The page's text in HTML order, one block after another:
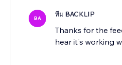
BA ทีม BACKLIP
Thanks for the
hear it's working